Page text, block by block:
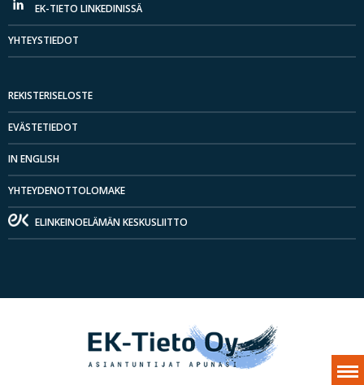
EK-TIETO LINKEDINISSÄ
YHTEYSTIEDOT
REKISTERISELOSTE
EVÄSTETIEDOT
IN ENGLISH
YHTEYDENOTTOLOMAKE
ELINKEINOELÄMÄN KESKUSLIITTO